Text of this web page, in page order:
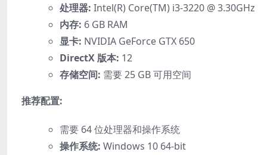
处理器: Intel(R) Core(TM) i3-3220 @ 3.30GHz
内存: 6 GB RAM
显卡: NVIDIA GeForce GTX 650
DirectX 版本: 12
存储空间: 需要 25 GB 可用空间
推荐配置:
需要 64 位处理器和操作系统
操作系统: Windows 10 64-bit